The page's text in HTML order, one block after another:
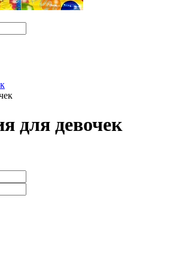
для девочек